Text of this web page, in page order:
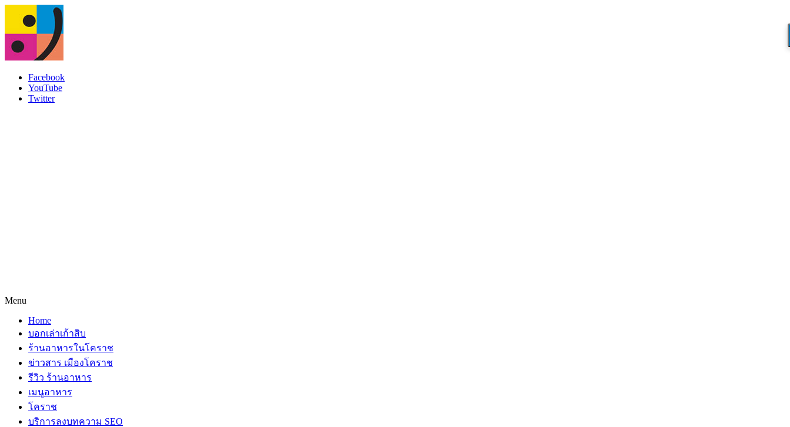
Facebook
YouTube
Twitter
Menu
Home
บอกเล่าเก้าสิบ
ร้านอาหารในโคราช
ข่าวสาร เมืองโคราช
รีวิว ร้านอาหาร
เมนูอาหาร
โคราช
บริการลงบทความ SEO